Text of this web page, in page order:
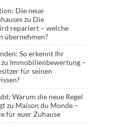
Die neue
zu Die
repariert – welche
übernehmen?
So erkennt Ihr
zu Immobilienbewertung –
für seinen
Warum die neue Regel
zu Maison du Monde –
für euer Zuhause